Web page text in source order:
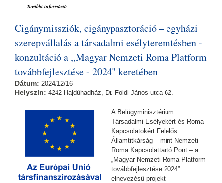
További információ
Cigánymissziók, cigánypasztoráció – egyházi
szerepvállalás a társadalmi esélyteremtésben -
konzultáció a ,,Magyar Nemzeti Roma Platform
továbbfejlesztése - 2024" keretében
Dátum: 2024/12/16
Helyszín: 4242 Hajdúhadház, Dr. Földi János utca 62.
A Belügyminisztérium
Társadalmi Esélyekért és Roma
Kapcsolatokért Felelős
Államtitkárság – mint Nemzeti
Roma Kapcsolattartó Pont – a
„Magyar Nemzeti Roma Platform
továbbfejlesztése 2024”
elnevezésű projekt